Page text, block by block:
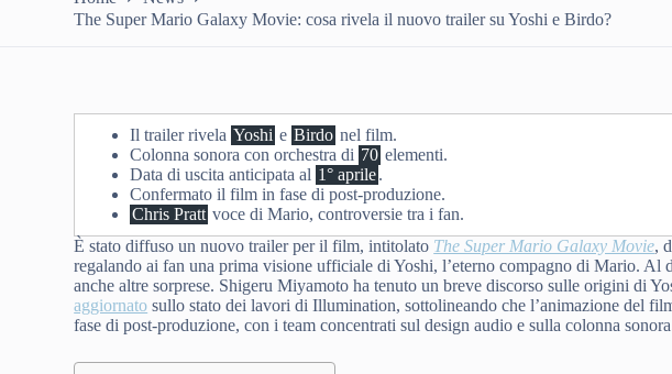
The Super Mario Galaxy Movie: cosa rivela il nuovo trailer su Yoshi e Birdo?
Il trailer rivela Yoshi e Birdo nel film.
Colonna sonora con orchestra di 70 elementi.
Data di uscita anticipata al 1° aprile.
Confermato il film in fase di post-produzione.
Chris Pratt voce di Mario, controversie tra i fan.
È stato diffuso un nuovo trailer per il film, intitolato The Super Mario Galaxy Movie,
regalando ai fan una prima visione ufficiale di Yoshi, l’eterno compagno di Mario.
anche altre sorprese. Shigeru Miyamoto ha tenuto un breve discorso sulle origini di
aggiornato sullo stato dei lavori di Illumination, sottolineando che l’animazione del
fase di post-produzione, con i team concentrati sul design audio e sulla colonna